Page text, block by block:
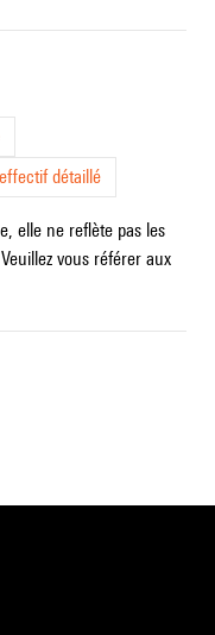
détaillé
elle ne reflète pas les
vous référer aux